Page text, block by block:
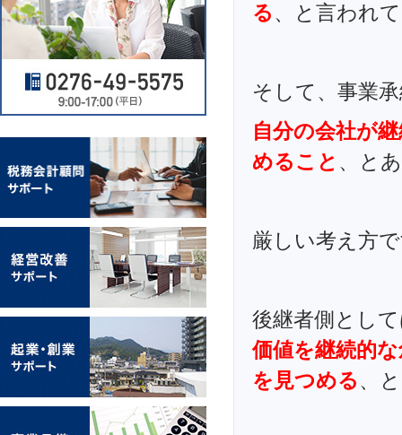
る、と言われ
そして、事業
自分の会社が
めること 、と
厳しい考え方
後継者側とし
価値を継続的
を見つめる、